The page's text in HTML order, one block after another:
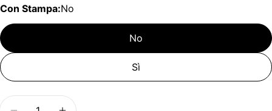
Con Stampa:No
No
Sì